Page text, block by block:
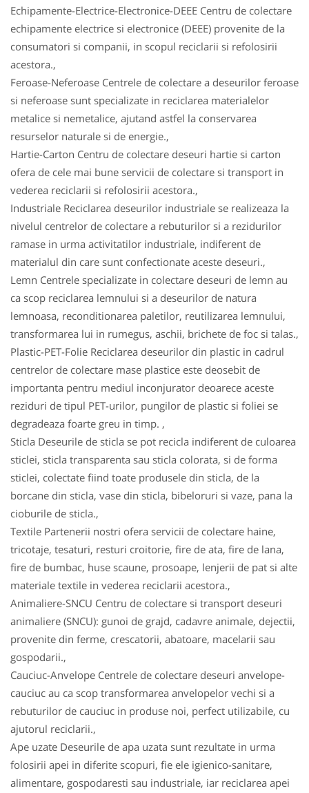
Echipamente-Electrice-Electronice-DEEE Centru de colectare
echipamente electrice si electronice (DEEE) provenite de la
consumatori si companii, in scopul reciclarii si refolosirii
acestora.,
Feroase-Neferoase Centrele de colectare a deseurilor feroase
si neferoase sunt specializate in reciclarea materialelor
metalice si nemetalice, ajutand astfel la conservarea
resurselor naturale si de energie.,
Hartie-Carton Centru de colectare deseuri hartie si carton
ofera de cele mai bune servicii de colectare si transport in
vederea reciclarii si refolosirii acestora.,
Industriale Reciclarea deseurilor industriale se realizeaza la
nivelul centrelor de colectare a rebuturilor si a rezidurilor
ramase in urma activitatilor industriale, indiferent de
materialul din care sunt confectionate aceste deseuri.,
Lemn Centrele specializate in colectare deseuri de lemn au
ca scop reciclarea lemnului si a deseurilor de natura
lemnoasa, reconditionarea paletilor, reutilizarea lemnului,
transformarea lui in rumegus, aschii, brichete de foc si talas.,
Plastic-PET-Folie Reciclarea deseurilor din plastic in cadrul
centrelor de colectare mase plastice este deosebit de
importanta pentru mediul inconjurator deoarece aceste
reziduri de tipul PET-urilor, pungilor de plastic si foliei se
degradeaza foarte greu in timp. ,
Sticla Deseurile de sticla se pot recicla indiferent de culoarea
sticlei, sticla transparenta sau sticla colorata, si de forma
sticlei, colectate fiind toate produsele din sticla, de la
borcane din sticla, vase din sticla, bibeloruri si vaze, pana la
cioburile de sticla.,
Textile Partenerii nostri ofera servicii de colectare haine,
tricotaje, tesaturi, resturi croitorie, fire de ata, fire de lana,
fire de bumbac, huse scaune, prosoape, lenjerii de pat si alte
materiale textile in vederea reciclarii acestora.,
Animaliere-SNCU Centru de colectare si transport deseuri
animaliere (SNCU): gunoi de grajd, cadavre animale, dejectii,
provenite din ferme, crescatorii, abatoare, macelarii sau
gospodarii.,
Cauciuc-Anvelope Centrele de colectare deseuri anvelope-
cauciuc au ca scop transformarea anvelopelor vechi si a
rebuturilor de cauciuc in produse noi, perfect utilizabile, cu
ajutorul reciclarii.,
Ape uzate Deseurile de apa uzata sunt rezultate in urma
folosirii apei in diferite scopuri, fie ele igienico-sanitare,
alimentare, gospodaresti sau industriale, iar reciclarea apei